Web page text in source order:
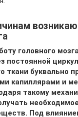
головного
постоянной
ткани буквально
капиллярами и
такому
Под